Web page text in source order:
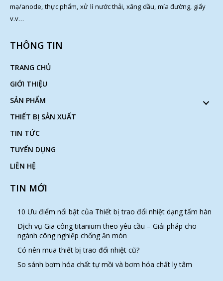
mạ/anode, thực phẩm, xử lí nước thải, xăng dầu, mía đường, giấy
v.v…
THÔNG TIN
TRANG CHỦ
GIỚI THIỆU
SẢN PHẨM
THIẾT BỊ SẢN XUẤT
TIN TỨC
TUYỂN DỤNG
LIÊN HỆ
TIN MỚI
10 Ưu điểm nổi bật của Thiết bị trao đổi nhiệt dạng tấm hàn
Dịch vụ Gia công titanium theo yêu cầu – Giải pháp cho
ngành công nghiệp chống ăn mòn
Có nên mua thiết bị trao đổi nhiệt cũ?
So sánh bơm hóa chất tự mồi và bơm hóa chất ly tâm